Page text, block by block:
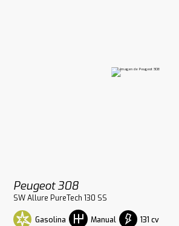
Peugeot 308
SW Allure PureTech 130 SS
Gasolina Manual 131 cv